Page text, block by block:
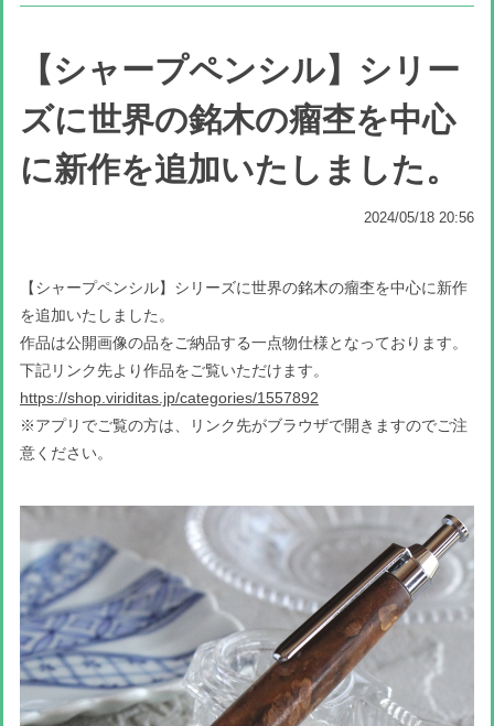
【シャープペンシル】シリー
ズに世界の銘木の瘤杢を中心
に新作を追加いたしました。
2024/05/18 20:56
【シャープペンシル】シリーズに世界の銘木の瘤杢を中心に新作
を追加いたしました。
作品は公開画像の品をご納品する一点物仕様となっております。
下記リンク先より作品をご覧いただけます。
https://shop.viriditas.jp/categories/1557892
※アプリでご覧の方は、リンク先がブラウザで開きますのでご注
意ください。